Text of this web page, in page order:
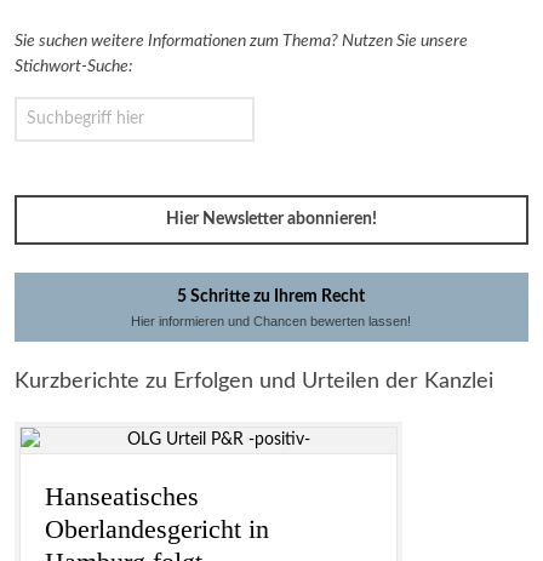
Sie suchen weitere Informationen zum Thema? Nutzen Sie unsere
Stichwort-Suche:
Hier Newsletter abonnieren!
5 Schritte zu Ihrem Recht
Hier informieren und Chancen bewerten lassen!
Kurzberichte zu Erfolgen und Urteilen der Kanzlei
Hanseatisches
Oberlandesgericht in